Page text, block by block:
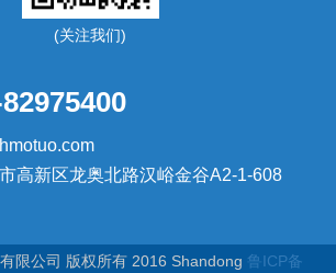
(关注我们)
高新区龙奥北路汉峪金谷A2-1-608
限公司 版权所有 2016 Shandong 鲁ICP备